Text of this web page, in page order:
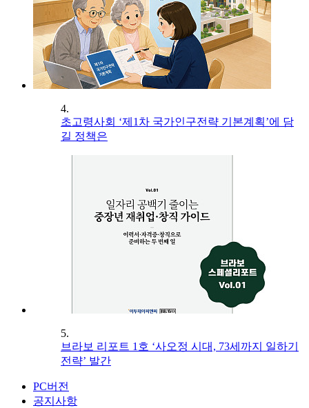
4.
초고령사회 ‘제1차 국가인구전략 기본계획’에 담
길 정책은
5.
브라보 리포트 1호 ‘사오정 시대, 73세까지 일하기
전략’ 발간
PC버전
공지사항